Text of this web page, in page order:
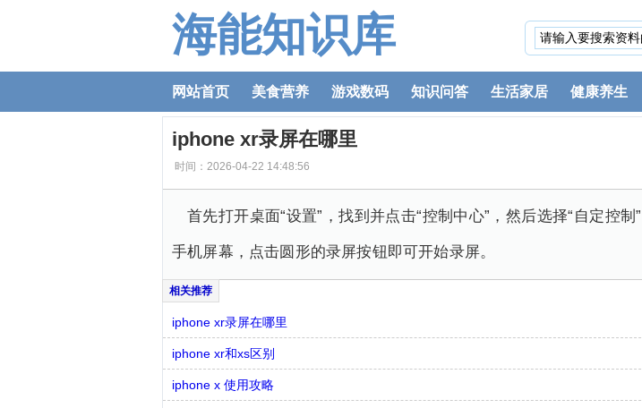
海能知识库
网站首页 美食营养 游戏数码 知识问答 生活家居 健康养生
iphone xr录屏在哪里
时间：2026-04-22 14:48:56
首先打开桌面“设置”，找到并点击“控制中心”，然后选择“自定控
手机屏幕，点击圆形的录屏按钮即可开始录屏。
iphone xr录屏在哪里
iphone xr和xs区别
iphone x 使用攻略